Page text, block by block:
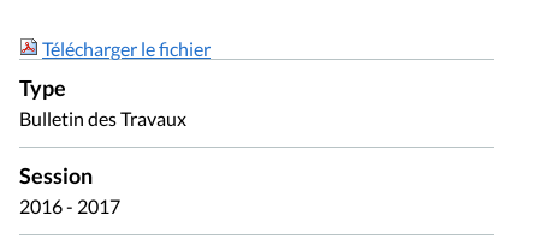
Télécharger le fichier
Type
Bulletin des Travaux
Session
2016 - 2017